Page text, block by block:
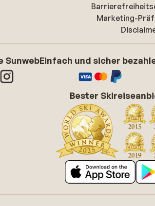
Marketing-
SunwebEinfach und sicher
Bester